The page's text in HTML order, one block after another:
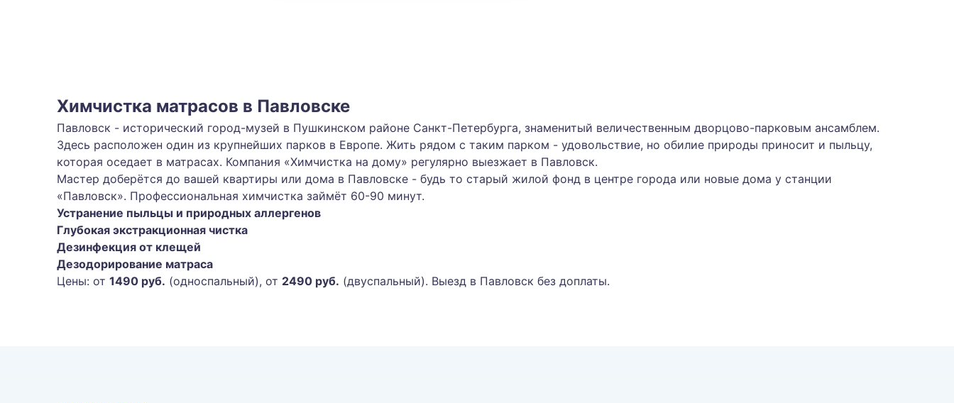
Химчистка матрасов в Павловске
Павловск - исторический город-музей в Пушкинском районе Санкт-Петербурга, знаменитый величественным дворцово-парковым ансамблем.
Здесь расположен один из крупнейших парков в Европе. Жить рядом с таким парком - удовольствие, но обилие природы приносит и пыльцу,
которая оседает в матрасах. Компания «Химчистка на дому» регулярно выезжает в Павловск.
Мастер доберётся до вашей квартиры или дома в Павловске - будь то старый жилой фонд в центре города или новые дома у станции
«Павловск». Профессиональная химчистка займёт 60-90 минут.
Устранение пыльцы и природных аллергенов
Глубокая экстракционная чистка
Дезинфекция от клещей
Дезодорирование матраса
Цены: от 1490 руб. (односпальный), от 2490 руб. (двуспальный). Выезд в Павловск без доплаты.